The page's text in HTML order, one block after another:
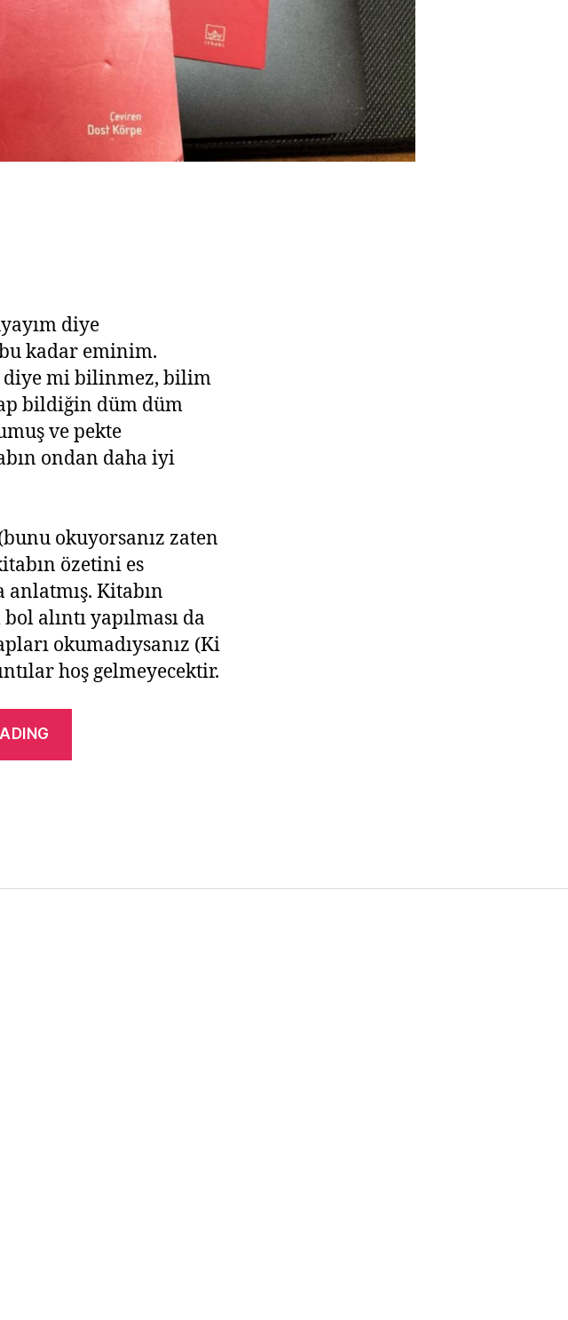
diye
kadar eminim.
diye mi bilinmez, bilim
bildiğin düm düm
ve pekte
ondan daha iyi
okuyorsanız zaten
özetini es
anlatmış. Kitabın
alıntı yapılması da
okumadıysanız (Ki
hoş gelmeyecektir.
İncelemesi”